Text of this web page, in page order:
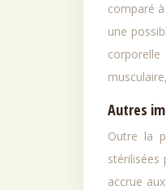
comparé
une
Autres
Outre la
stérilisées
accrue